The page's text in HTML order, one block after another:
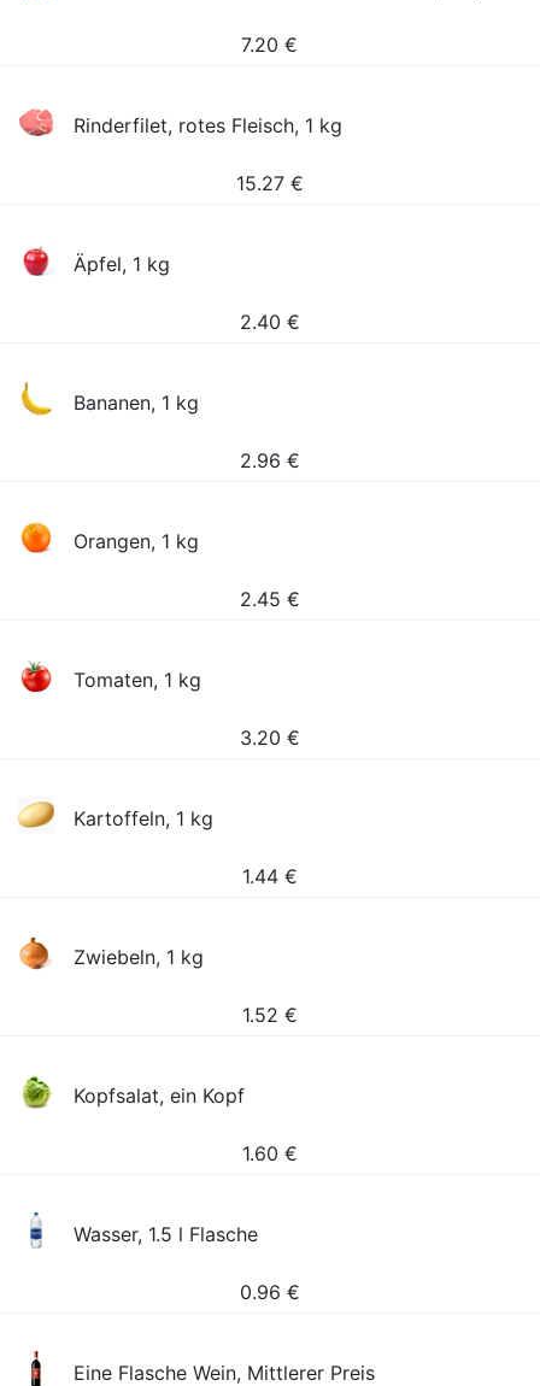
7.20 €
Rinderfilet, rotes Fleisch, 1 kg
15.27 €
Äpfel, 1 kg
2.40 €
Bananen, 1 kg
2.96 €
Orangen, 1 kg
2.45 €
Tomaten, 1 kg
3.20 €
Kartoffeln, 1 kg
1.44 €
Zwiebeln, 1 kg
1.52 €
Kopfsalat, ein Kopf
1.60 €
Wasser, 1.5 l Flasche
0.96 €
Eine Flasche Wein, Mittlerer Preis